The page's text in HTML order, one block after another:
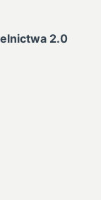
2.0